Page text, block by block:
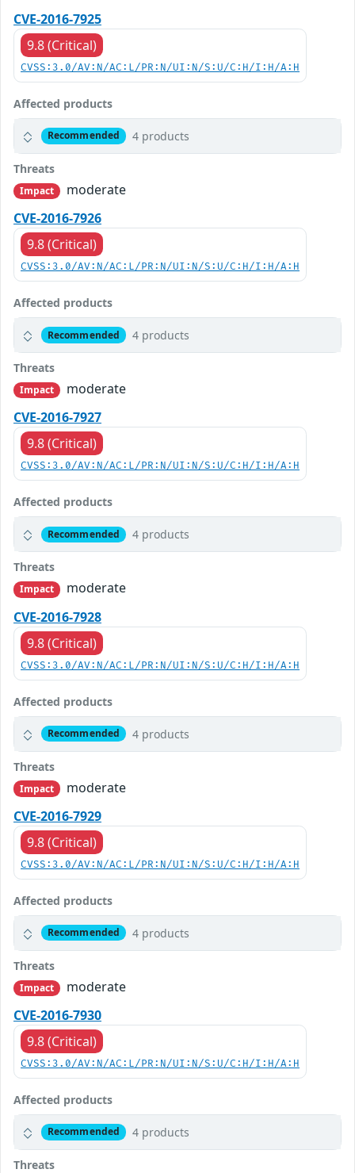
CVE-2016-7925
9.8 (Critical)
CVSS:3.0/AV:N/AC:L/PR:N/UI:N/S:U/C:H/I:H/A:H
Affected products
Recommended 4 products
Threats
Impact
moderate
CVE-2016-7926
9.8 (Critical)
CVSS:3.0/AV:N/AC:L/PR:N/UI:N/S:U/C:H/I:H/A:H
Affected products
Recommended 4 products
Threats
Impact
moderate
CVE-2016-7927
9.8 (Critical)
CVSS:3.0/AV:N/AC:L/PR:N/UI:N/S:U/C:H/I:H/A:H
Affected products
Recommended 4 products
Threats
Impact
moderate
CVE-2016-7928
9.8 (Critical)
CVSS:3.0/AV:N/AC:L/PR:N/UI:N/S:U/C:H/I:H/A:H
Affected products
Recommended 4 products
Threats
Impact
moderate
CVE-2016-7929
9.8 (Critical)
CVSS:3.0/AV:N/AC:L/PR:N/UI:N/S:U/C:H/I:H/A:H
Affected products
Recommended 4 products
Threats
Impact
moderate
CVE-2016-7930
9.8 (Critical)
CVSS:3.0/AV:N/AC:L/PR:N/UI:N/S:U/C:H/I:H/A:H
Affected products
Recommended 4 products
Threats